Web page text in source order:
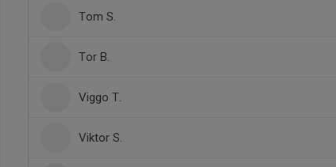
Tom S.
Tor B.
Viggo T.
Viktor S.